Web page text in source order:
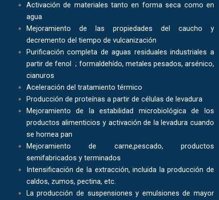
Activación de materiales tanto en forma seca como en
agua
Mejoramiento de las propiedades del caucho y
decremento del tiempo de vulcanización
Purificación completa de aguas residuales industriales a
partir de fenol ; formaldehído, metales pesados, arsénico,
cianuros
Aceleración del tratamiento térmico
Producción de proteínas a partir de células de levadura
Mejoramiento de la estabilidad microbiológica de los
productos alimenticios y activación de la levadura cuando
se hornea pan
Mejoramiento de carne,pescado, productos
semifabricados y terminados
Intensificación de la extracción, incluida la producción de
caldos, zumos, pectina, etc.
La producción de suspensiones y emulsiones de mayor